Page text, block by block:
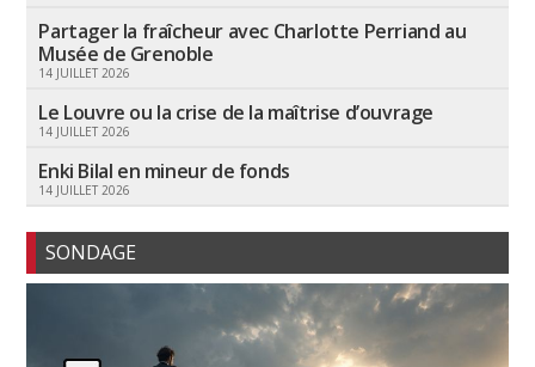
Partager la fraîcheur avec Charlotte Perriand au
Musée de Grenoble
14 JUILLET 2026
Le Louvre ou la crise de la maîtrise d’ouvrage
14 JUILLET 2026
Enki Bilal en mineur de fonds
14 JUILLET 2026
SONDAGE